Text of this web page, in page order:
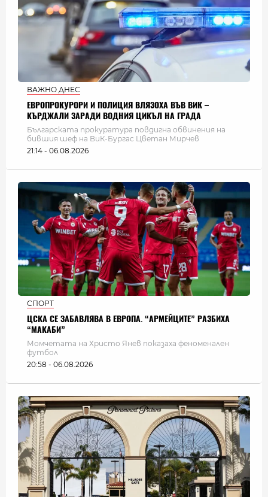
ВАЖНО ДНЕС
ЕВРОПРОКУРОРИ И ПОЛИЦИЯ ВЛЯЗОХА ВЪВ ВИК –
КЪРДЖАЛИ ЗАРАДИ ВОДНИЯ ЦИКЪЛ НА ГРАДА
Българската прокуратура повдигна обвинения на
бившия шеф на ВиК-Бургас Цветан Мирчев
21:14 - 06.08.2026
СПОРТ
ЦСКА СЕ ЗАБАВЛЯВА В ЕВРОПА. “АРМЕЙЦИТЕ” РАЗБИХА
“МАКАБИ”
Момчетата на Христо Янев показаха феноменален
футбол
20:58 - 06.08.2026